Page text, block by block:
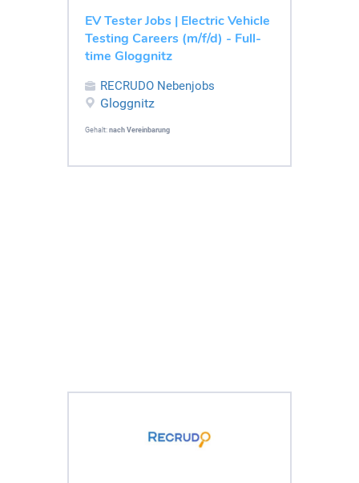
EV Tester Jobs | Electric Vehicle
Testing Careers (m/f/d) - Full-
time Gloggnitz
RECRUDO Nebenjobs
Gloggnitz
Gehalt: nach Vereinbarung